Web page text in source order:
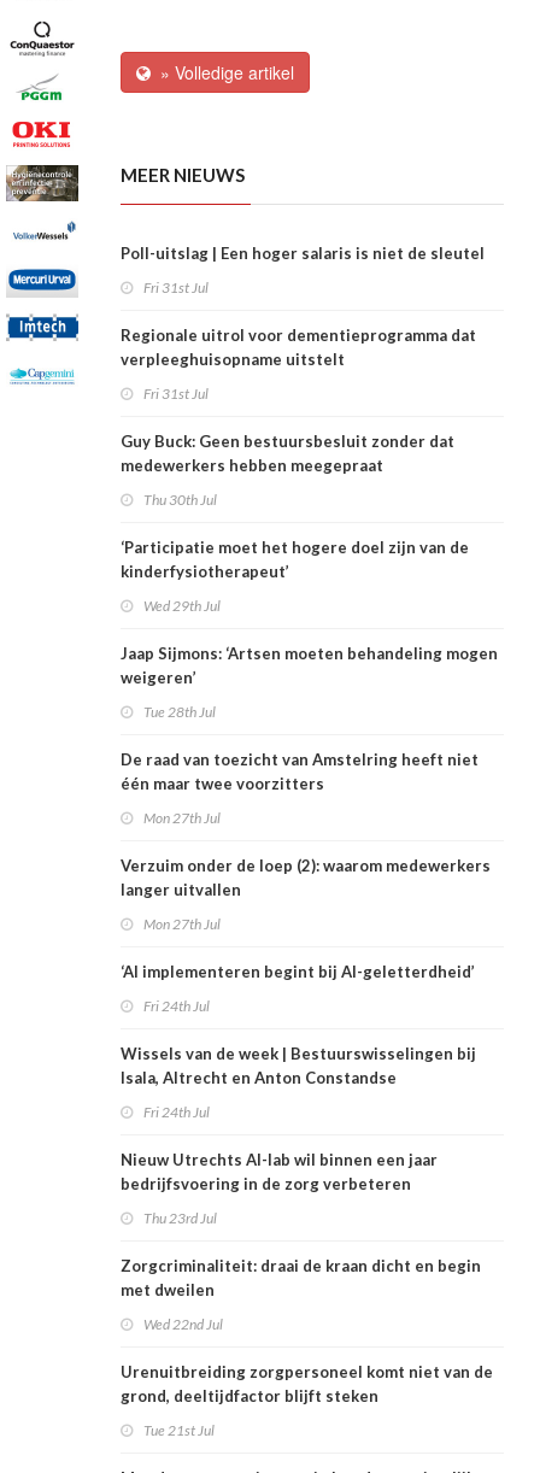
» Volledige artikel
MEER NIEUWS
Poll-uitslag | Een hoger salaris is niet de sleutel
Fri 31st Jul
Regionale uitrol voor dementieprogramma dat
verpleeghuisopname uitstelt
Fri 31st Jul
Guy Buck: Geen bestuursbesluit zonder dat
medewerkers hebben meegepraat
Thu 30th Jul
‘Participatie moet het hogere doel zijn van de
kinderfysiotherapeut’
Wed 29th Jul
Jaap Sijmons: ‘Artsen moeten behandeling mogen
weigeren’
Tue 28th Jul
De raad van toezicht van Amstelring heeft niet
één maar twee voorzitters
Mon 27th Jul
Verzuim onder de loep (2): waarom medewerkers
langer uitvallen
Mon 27th Jul
‘AI implementeren begint bij AI-geletterdheid’
Fri 24th Jul
Wissels van de week | Bestuurswisselingen bij
Isala, Altrecht en Anton Constandse
Fri 24th Jul
Nieuw Utrechts AI-lab wil binnen een jaar
bedrijfsvoering in de zorg verbeteren
Thu 23rd Jul
Zorgcriminaliteit: draai de kraan dicht en begin
met dweilen
Wed 22nd Jul
Urenuitbreiding zorgpersoneel komt niet van de
grond, deeltijdfactor blijft steken
Tue 21st Jul